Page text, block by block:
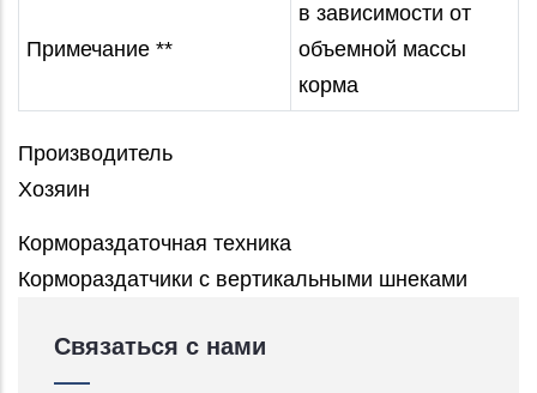
Примечание **
в зависимости от
объемной массы
корма
Производитель
Хозяин
Кормораздаточная техника
Кормораздатчики с вертикальными шнеками
Связаться с нами